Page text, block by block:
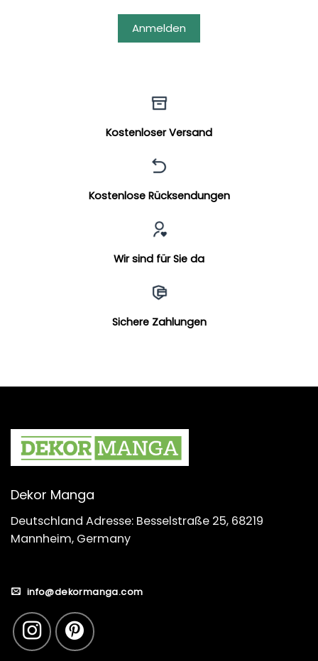
Anmelden
Kostenloser Versand
Kostenlose Rücksendungen
Wir sind für Sie da
Sichere Zahlungen
Dekor Manga
Deutschland Adresse: Besselstraße 25, 68219
Mannheim, Germany
info@dekormanga.com